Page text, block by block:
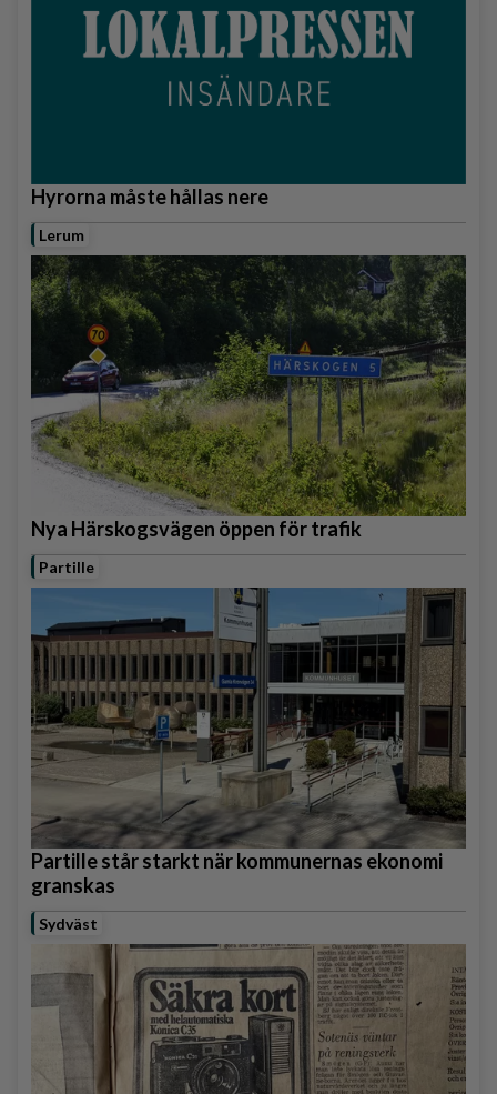
Hyrorna måste hållas nere
Lerum
Nya Härskogsvägen öppen för trafik
Partille
Partille står starkt när kommunernas ekonomi
granskas
Sydväst